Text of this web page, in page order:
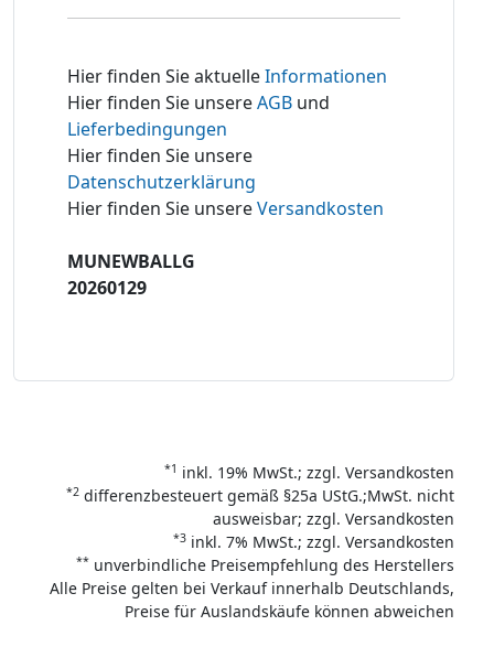
Hier finden Sie aktuelleInformationen
Hier finden Sie unsereAGB und
Lieferbedingungen
Hier finden Sie unsere
Datenschutzerklärung
Hier finden Sie unsereVersandkosten
MUNEWBALLG
20260129
*1 inkl. 19% MwSt.; zzgl. Versandkosten
*2 differenzbesteuert gemäß §25a UStG.;MwSt. nicht
ausweisbar; zzgl. Versandkosten
*3 inkl. 7% MwSt.; zzgl. Versandkosten
** unverbindliche Preisempfehlung des Herstellers
Alle Preise gelten bei Verkauf innerhalb Deutschlands,
Preise für Auslandskäufe können abweichen